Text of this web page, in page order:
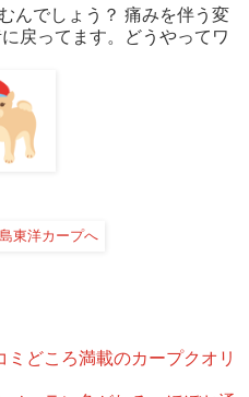
んでしょう？ 痛みを伴う変
戻ってます。どうやってワ
どころ満載のカープクオリ